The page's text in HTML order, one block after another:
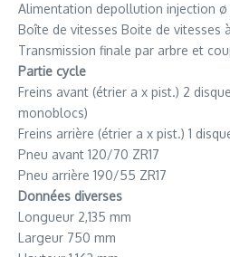
Alimentation depollution injection ø
Boîte de vitesses Boite de vitesses
Transmission finale par arbre et
Partie cycle
Freins avant (étrier a x pist.) 2
monoblocs)
Freins arrière (étrier a x pist.) 1
Pneu avant 120/70 ZR17
Pneu arrière 190/55 ZR17
Données diverses
Longueur 2,135 mm
Largeur 750 mm